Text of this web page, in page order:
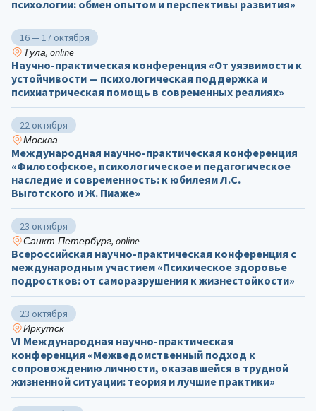
психологии: обмен опытом и перспективы развития»
16 — 17 октября
Тула, online
Научно-практическая конференция «От уязвимости к
устойчивости — психологическая поддержка и
психиатрическая помощь в современных реалиях»
22 октября
Москва
Международная научно-практическая конференция
«Философское, психологическое и педагогическое
наследие и современность: к юбилеям Л.С.
Выготского и Ж. Пиаже»
23 октября
Санкт-Петербург, online
Всероссийская научно-практическая конференция с
международным участием «Психическое здоровье
подростков: от саморазрушения к жизнестойкости»
23 октября
Иркутск
VI Международная научно-практическая
конференция «Межведомственный подход к
сопровождению личности, оказавшейся в трудной
жизненной ситуации: теория и лучшие практики»